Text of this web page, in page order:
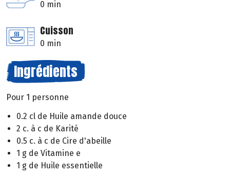
0 min
Cuisson
0 min
Ingrédients
Pour 1 personne
0.2 cl de Huile amande douce
2 c. à c de Karité
0.5 c. à c de Cire d'abeille
1 g de Vitamine e
1 g de Huile essentielle